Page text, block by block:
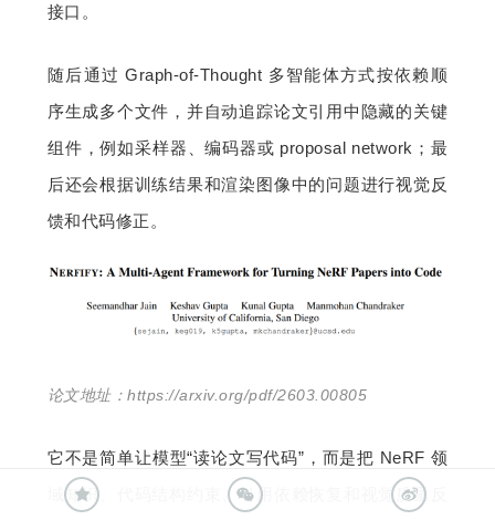
接口。
随后通过 Graph-of-Thought 多智能体方式按依赖顺
序生成多个文件，并自动追踪论文引用中隐藏的关键
组件，例如采样器、编码器或 proposal network；最
后还会根据训练结果和渲染图像中的问题进行视觉反
馈和代码修正。
论文地址：https://arxiv.org/pdf/2603.00805
它不是简单让模型“读论文写代码”，而是把 NeRF 领
域知识、代码结构约束、引用依赖恢复和视觉质量反